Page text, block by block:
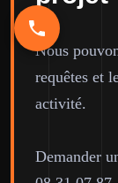
Nous
requêtes et
activité.
Demander